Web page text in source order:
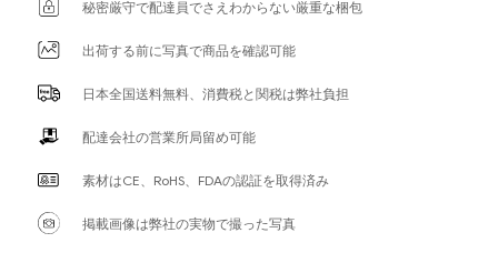
秘密厳守で配達員でさえわからない厳重な梱包
出荷する前に写真で商品を確認可能
日本全国送料無料、消費税と関税は弊社負担
配達会社の営業所局留め可能
素材はCE、RoHS、FDAの認証を取得済み
掲載画像は弊社の実物で撮った写真